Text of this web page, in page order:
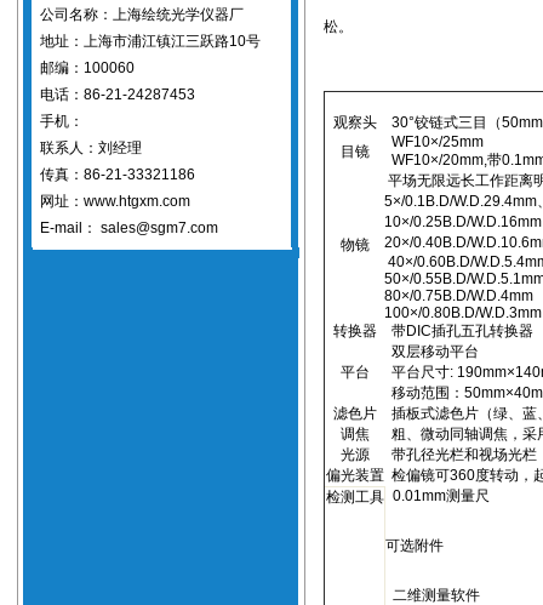
公司名称：上海绘统光学仪器厂
地址：上海市浦江镇江三跃路10号
邮编：100060
电话：86-21-24287453
手机：
联系人：刘经理
传真：86-21-33321186
网址：www.htgxm.com
E-mail： sales@sgm7.com
松。
观察头 30°铰链式三目（50mm
目镜
WF10×/25mm
WF10×/20mm,带
物镜
平场无限远长工作距离
5×/0.1B.D/W.D.29.4mm
10×/0.25B.D/W.D.16mm
20×/0.40B.D/W.D.
40×/0.60B.D/W.D.
50×/0.55B.D/W.D.
80×/0.75B.D/W.D.4mm
100×/0.80B.D/W.D.3mm
转换器
带DIC插孔五孔转换器
平台
双层移动平台
平台尺寸: 190mm×
移动范围： 50mm×
滤色片
插板式滤色片（绿、蓝
调焦
粗、微动同轴调焦，采
光源
带孔径光栏和视场光栏
偏光装置 检偏镜可360度转动，
检测工具 0.01mm测量尺
可选附件
二维测量软件